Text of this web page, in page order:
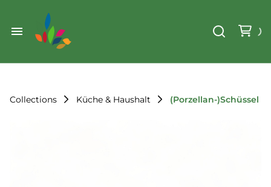
Start
Sortiment
Weihnachten
Werkzeug & Renovierung
Der Verein
Collections Küche & Haushalt (Porzellan-)Schüssel